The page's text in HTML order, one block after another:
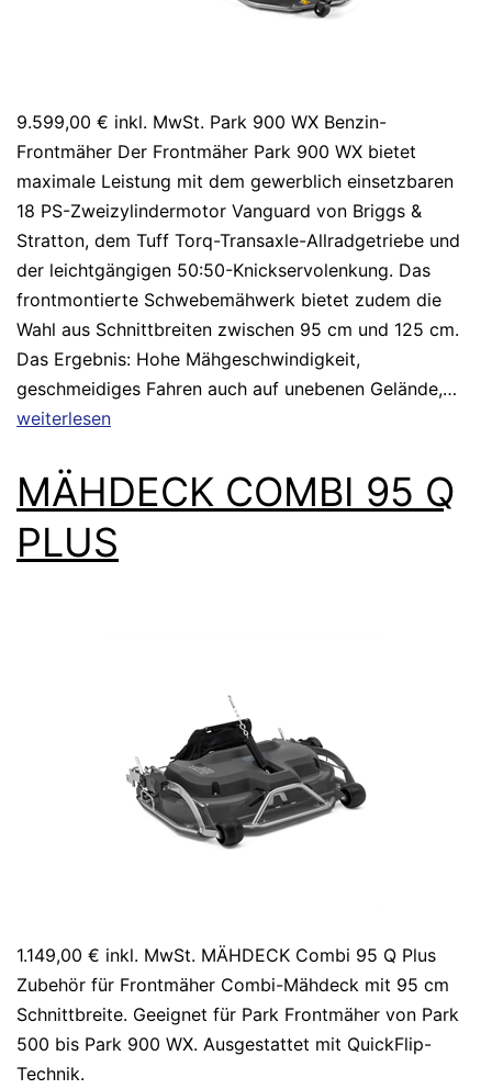
9.599,00 € inkl. MwSt. Park 900 WX Benzin-
Frontmäher Der Frontmäher Park 900 WX bietet
maximale Leistung mit dem gewerblich einsetzbaren
18 PS-Zweizylindermotor Vanguard von Briggs &
Stratton, dem Tuff Torq-Transaxle-Allradgetriebe und
der leichtgängigen 50:50-Knickservolenkung. Das
frontmontierte Schwebemähwerk bietet zudem die
Wahl aus Schnittbreiten zwischen 95 cm und 125 cm.
Das Ergebnis: Hohe Mähgeschwindigkeit,
geschmeidiges Fahren auch auf unebenen Gelände,…
weiterlesen
MÄHDECK COMBI 95 Q
PLUS
1.149,00 € inkl. MwSt. MÄHDECK Combi 95 Q Plus
Zubehör für Frontmäher Combi-Mähdeck mit 95 cm
Schnittbreite. Geeignet für Park Frontmäher von Park
500 bis Park 900 WX. Ausgestattet mit QuickFlip-
Technik.